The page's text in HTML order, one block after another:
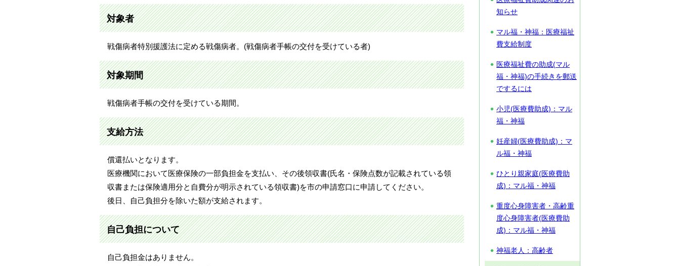
対象者
戦傷病者特別援護法に定める戦傷病者。(戦傷病者手帳の交付を受けている者)
対象期間
戦傷病者手帳の交付を受けている期間。
支給方法
償還払いとなります。
医療機関において医療保険の一部負担金を支払い、その後領収書(氏名・保険点数が記載されている領
収書または保険適用分と自費分が明示されている領収書)を市の申請窓口に申請してください。
後日、自己負担分を除いた額が支給されます。
自己負担について
自己負担金はありません。
知らせ
マル福・神福：医療福祉
費支給制度
医療福祉費の助成(マル
福・神福)の手続きを郵送
でするには
小児(医療費助成)：マル
福・神福
妊産婦(医療費助成)：マ
ル福・神福
ひとり親家庭(医療費助
成)：マル福・神福
重度心身障害者・高齢重
度心身障害者(医療費助
成)：マル福・神福
神福老人：高齢者